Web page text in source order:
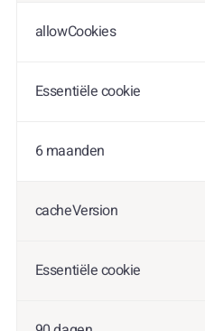
allowCookies
Essentiële cookie
6 maanden
cacheVersion
Essentiële cookie